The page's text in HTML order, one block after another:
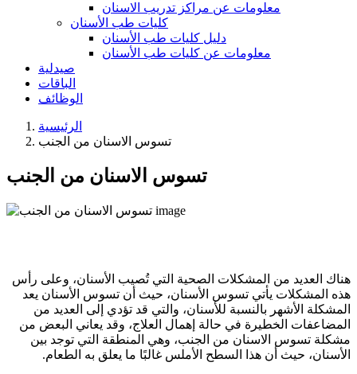
معلومات عن مراكز تدريب الاسنان
كليات طب الأسنان
دليل كليات طب الأسنان
معلومات عن كليات طب الأسنان
صيدلية
الباقات
الوظائف
الرئيسية
تسوس الاسنان من الجنب
تسوس الاسنان من الجنب
هناك العديد من المشكلات الصحية التي تُصيب الأسنان، وعلى رأس
هذه المشكلات يأتي تسوس الأسنان، حيث أن تسوس الأسنان يعد
المشكلة الأشهر بالنسبة للأسنان، والتي قد تؤدي إلى العديد من
المضاعفات الخطيرة في حالة إهمال العلاج، وقد يعاني البعض من
مشكلة تسوس الاسنان من الجنب، وهي المنطقة التي توجد بين
الأسنان، حيث أن هذا السطح الأملس غالبًا ما يعلق به الطعام.